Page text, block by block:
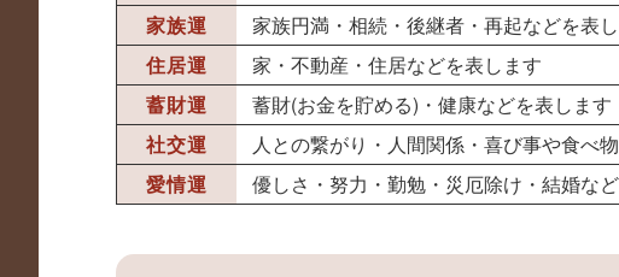
家族運
家族円満・相続・後継者・再起などを表
住居運
家・不動産・住居などを表します
蓄財運
蓄財(お金を貯める)・健康などを表します
社交運
人との繋がり・人間関係・喜び事や食べ
愛情運
優しさ・努力・勤勉・災厄除け・結婚な